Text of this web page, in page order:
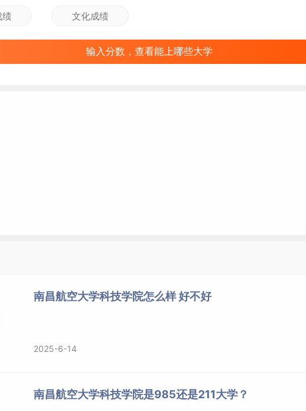
输入分数，查看能上哪些大学
南昌航空大学科技学院怎么样 好不好
2025-6-14
南昌航空大学科技学院是985还是211大学？